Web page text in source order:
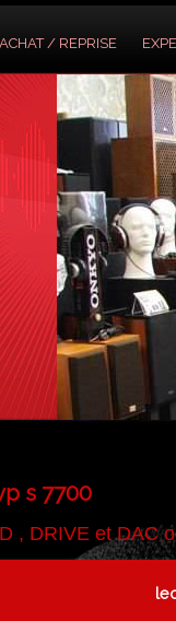
ACHAT / REPRISE
s 7700
, DRIVE et DAC